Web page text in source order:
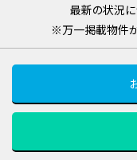
最新の状況に
※万一掲載物件